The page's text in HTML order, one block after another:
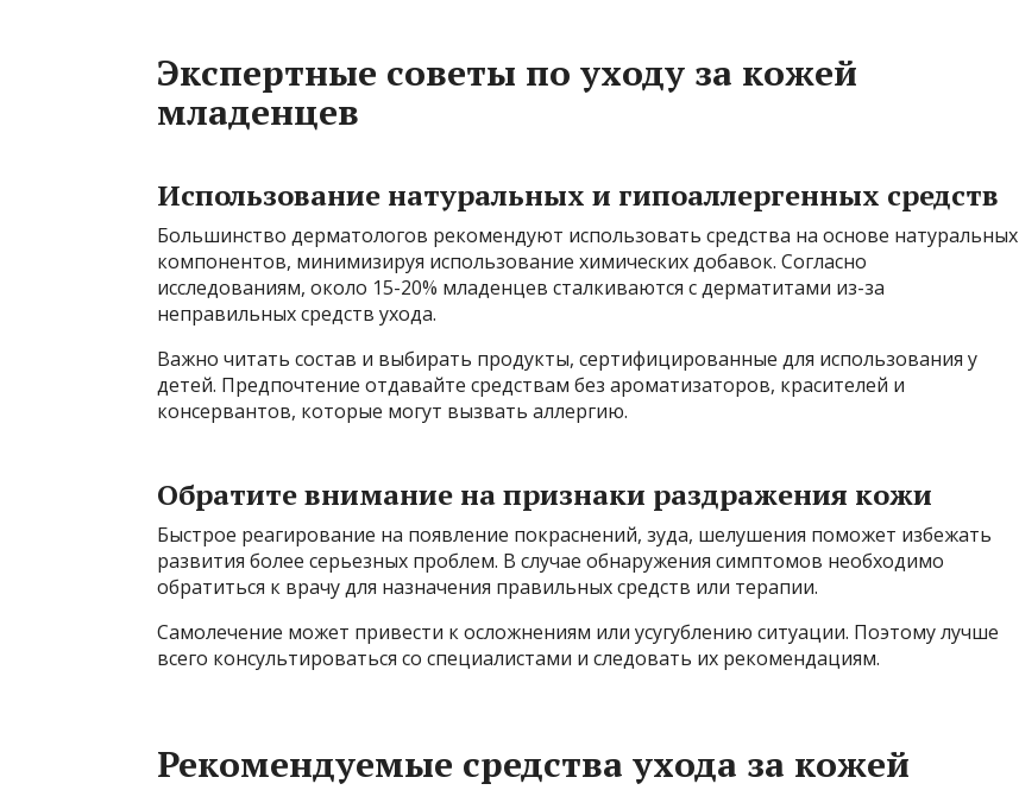
Экспертные советы по уходу за кожей
младенцев
Использование натуральных и гипоаллергенных средств
Большинство дерматологов рекомендуют использовать средства на основе натуральных
компонентов, минимизируя использование химических добавок. Согласно
исследованиям, около 15-20% младенцев сталкиваются с дерматитами из-за
неправильных средств ухода.
Важно читать состав и выбирать продукты, сертифицированные для использования у
детей. Предпочтение отдавайте средствам без ароматизаторов, красителей и
консервантов, которые могут вызвать аллергию.
Обратите внимание на признаки раздражения кожи
Быстрое реагирование на появление покраснений, зуда, шелушения поможет избежать
развития более серьезных проблем. В случае обнаружения симптомов необходимо
обратиться к врачу для назначения правильных средств или терапии.
Самолечение может привести к осложнениям или усугублению ситуации. Поэтому лучше
всего консультироваться со специалистами и следовать их рекомендациям.
Рекомендуемые средства ухода за кожей